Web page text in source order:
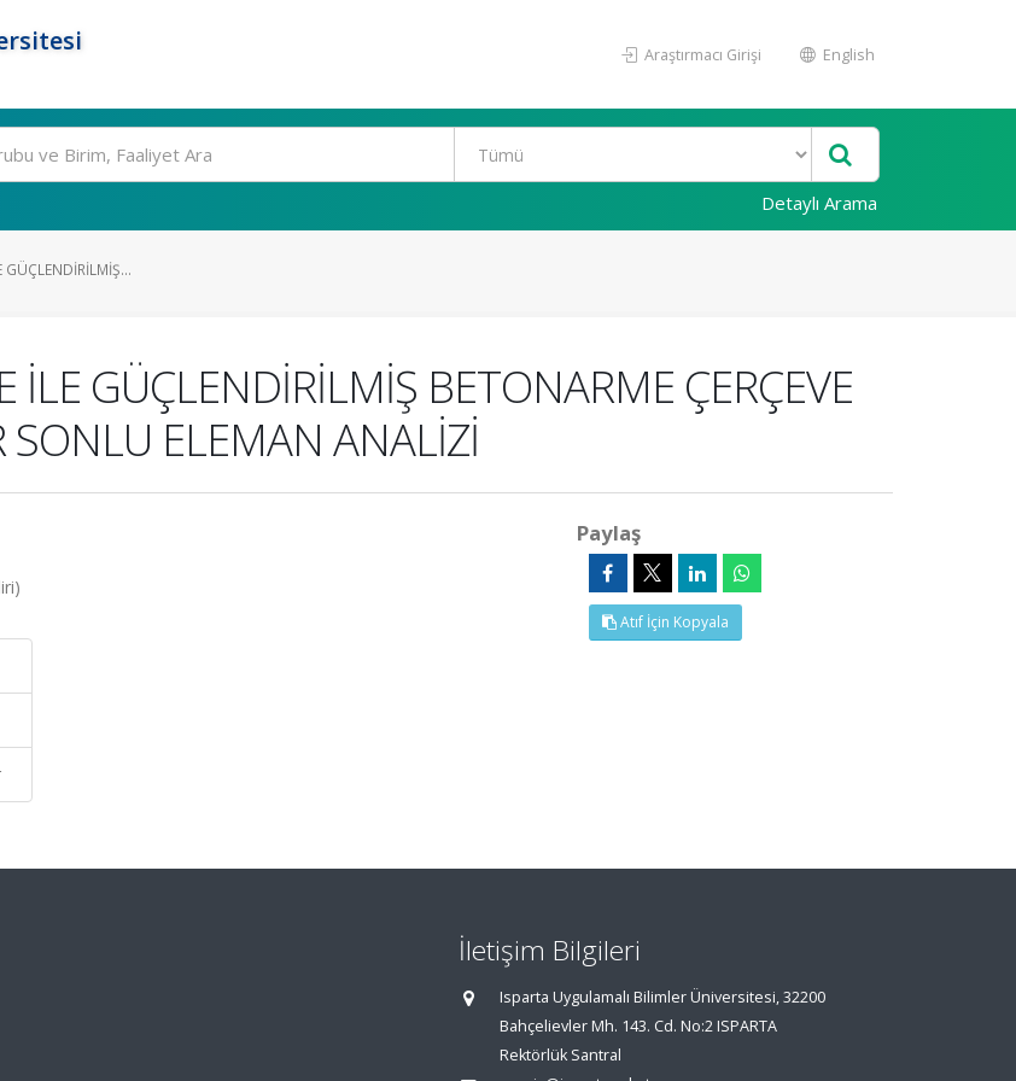
Araştırmacı Girişi English
Detaylı Arama
GÜÇLENDİRİLMİŞ...
İLE GÜÇLENDİRİLMİŞ BETONARME ÇERÇEVE
ELEMAN ANALİZİ
Paylaş
Atıf İçin Kopyala
İletişim Bilgileri
Isparta Uygulamalı Bilimler Üniversitesi, 32200
Bahçelievler Mh. 143. Cd. No:2 ISPARTA
Rektörlük Santral